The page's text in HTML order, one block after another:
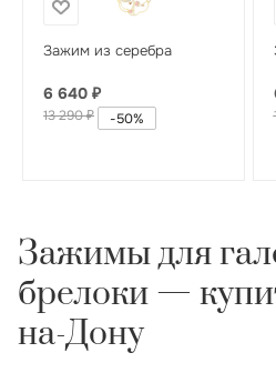
Зажим из серебра
6 640 ₽
13 290₽ -50%
Зажимы для
брелоки —
на-Дону